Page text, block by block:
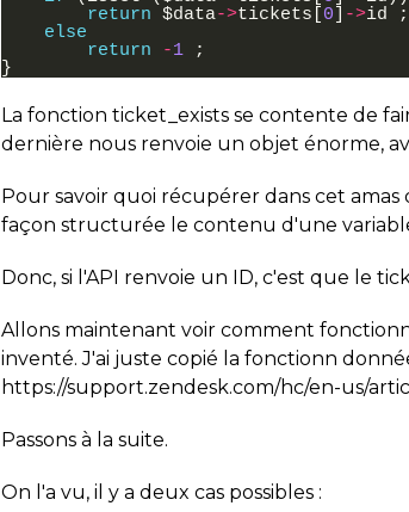
return $data->tickets 0 ->id
;
else
return
-1
;
}
La fonction ticket_exists se contente de
dernière nous renvoie un objet énorme,
Pour savoir quoi récupérer dans cet
façon structurée le contenu d'une
Donc, si l'API renvoie un ID, c'est que le
Allons maintenant voir comment
inventé. J'ai juste copié la fonctionn
https://support.zendesk.com/hc/en-us/
Passons à la suite.
On l'a vu, il y a deux cas possibles :